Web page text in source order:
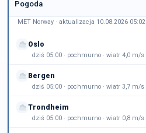
Pogoda
MET Norway · aktualizacja 10.08.2026 05:02
Oslo
dziś 05:00 · pochmurno · wiatr 4,0 m/s
Bergen
dziś 05:00 · pochmurno · wiatr 3,7 m/s
Trondheim
dziś 05:00 · pochmurno · wiatr 0,8 m/s